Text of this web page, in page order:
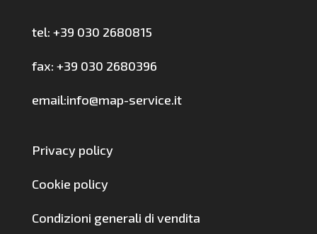
tel: +39 030 2680815
fax: +39 030 2680396
email:info@map-service.it
Privacy policy
Cookie policy
Condizioni generali di vendita